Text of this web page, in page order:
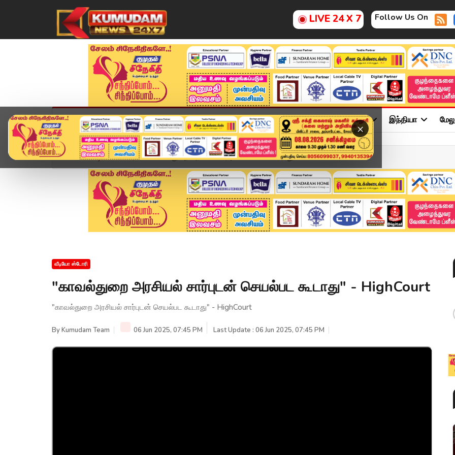
LIVE 24 X 7 Follow Us On
×
முகப்பு விளையாட்டு அண்மை தமிழ்நாடு சினிமா அரசியல் விளையாட்டு இந்தியா
Home வீடியோ ஸ்டோரி "காவல்துறை அரசியல் சார்புடன் செயல்பட கூடாது" - ...
வீடியோ ஸ்டோரி
"காவல்துறை அரசியல் சார்புடன் செயல்பட கூடாது" - HighCourt
"காவல்துறை அரசியல் சார்புடன் செயல்பட கூடாது" - HighCourt
ByKumudam Team 06 Jun 2025, 07:45 PM Last Update : 06 Jun 2025, 07:45 PM